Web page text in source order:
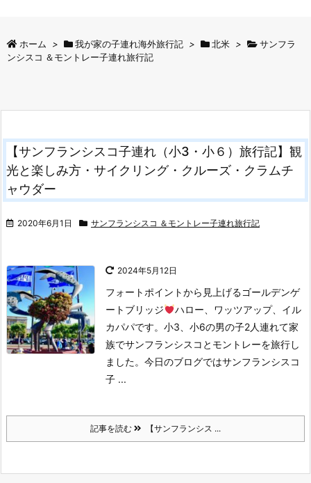
ホーム > 我が家の子連れ海外旅行記 > 北米 >
サンフラ
ンシスコ ＆モントレー子連れ旅行記
【サンフランシスコ子連れ（小3・小６）旅行記】観
光と楽しみ方・サイクリング・クルーズ・クラムチ
ャウダー
2020年6月1日 サンフランシスコ ＆モントレー子連れ旅行記
2024年5月12日
フォートポイントから見上げるゴールデンゲ
ートブリッジ
ハロー、ワッツアップ、イル
カパパです。小3、小6の男の子2人連れて家
族でサンフランシスコとモントレーを旅行し
ました。 今日のブログではサンフランシスコ
子 ...
記事を読む 【サンフランシス ...